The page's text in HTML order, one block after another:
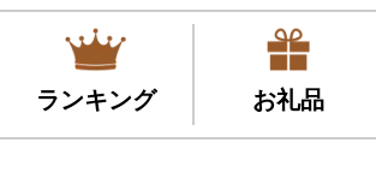
ランキング お礼品